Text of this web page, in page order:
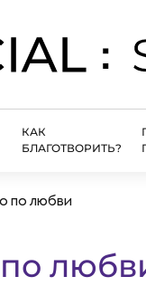
КАК
БЛАГОТВОРИТЬ?
по любви